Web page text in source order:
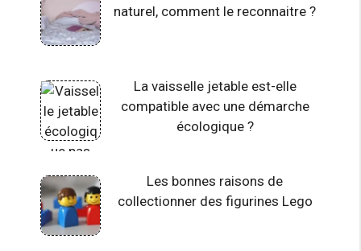
naturel, comment le reconnaitre ?
La vaisselle jetable est-elle
compatible avec une démarche
écologique ?
Les bonnes raisons de
collectionner des figurines Lego